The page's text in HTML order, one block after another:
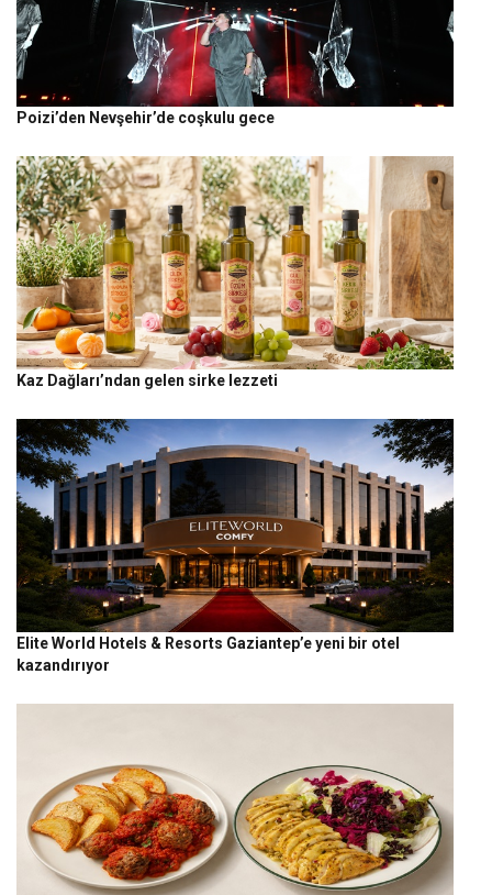
Poizi’den Nevşehir’de coşkulu gece
Kaz Dağları’ndan gelen sirke lezzeti
Elite World Hotels & Resorts Gaziantep’e yeni bir otel
kazandırıyor